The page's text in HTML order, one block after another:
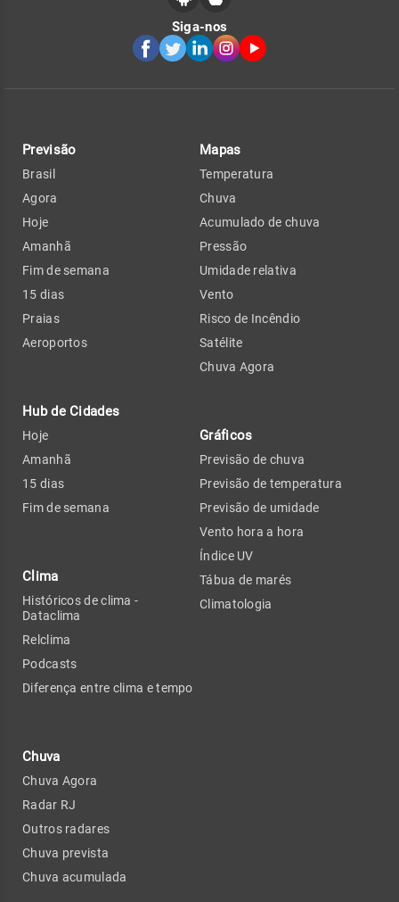
Siga-nos
Previsão
Brasil
Agora
Hoje
Amanhã
Fim de semana
15 dias
Praias
Aeroportos
Hub de Cidades
Hoje
Amanhã
15 dias
Fim de semana
Clima
Históricos de clima -
Dataclima
Relclima
Podcasts
Diferença entre clima e tempo
Chuva
Chuva Agora
Radar RJ
Outros radares
Chuva prevista
Chuva acumulada
Mapas
Temperatura
Chuva
Acumulado de chuva
Pressão
Umidade relativa
Vento
Risco de Incêndio
Satélite
Chuva Agora
Gráficos
Previsão de chuva
Previsão de temperatura
Previsão de umidade
Vento hora a hora
Índice UV
Tábua de marés
Climatologia